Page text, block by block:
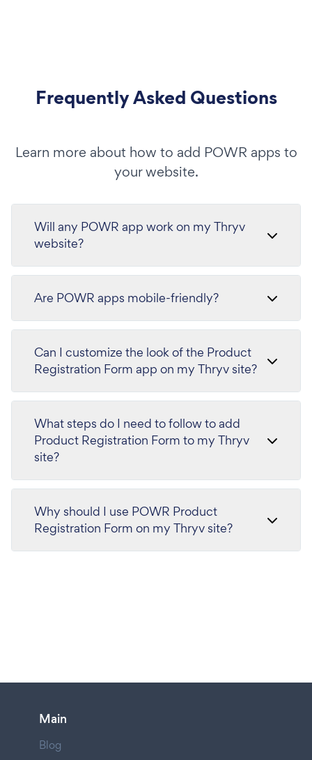
Frequently Asked Questions
Learn more about how to add POWR apps to
your website.
Will any POWR app work on my Thryv
website?
Are POWR apps mobile-friendly?
Can I customize the look of the Product
Registration Form app on my Thryv site?
What steps do I need to follow to add
Product Registration Form to my Thryv
site?
Why should I use POWR Product
Registration Form on my Thryv site?
Main
Blog